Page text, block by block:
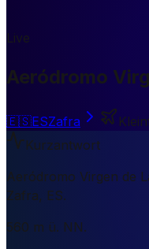
Live
Aeródromo
🇪🇸ESZafra
Kurzantwort
Aeródromo Virgen de
Zafra, ES.
560 m ü. NN.